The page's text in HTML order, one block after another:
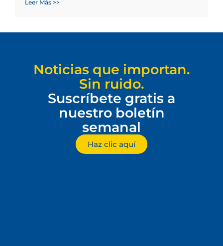
Leer Más >>
Noticias que importan.
Sin ruido.
Suscríbete gratis a
nuestro boletín
semanal
Haz clic aquí